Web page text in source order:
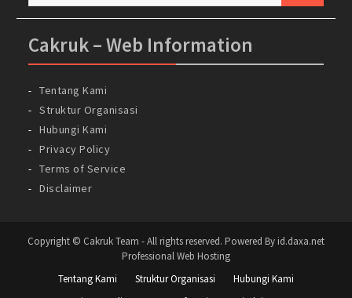
Cakruk – Web Information
Tentang Kami
Struktur Organisasi
Hubungi Kami
Privacy Policy
Terms of Service
Disclaimer
Copyright © Cakruk Team - All rights reserved. Powered By id.daxa.net
Professional Web Hosting
Tentang Kami
Struktur Organisasi
Hubungi Kami